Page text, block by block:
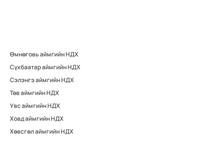
Өмнөговь аймгийн НДХ
Сүхбаатар аймгийн НДХ
Сэлэнгэ аймгийн НДХ
Төв аймгийн НДХ
Увс аймгийн НДХ
Ховд аймгийн НДХ
Хөвсгөл аймгийн НДХ